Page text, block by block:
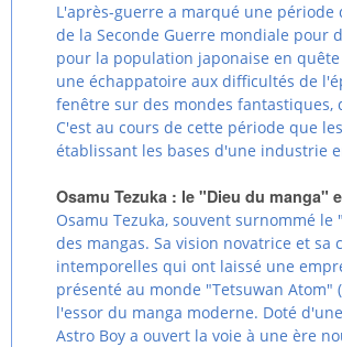
L'après-guerre a marqué une période
de la Seconde Guerre mondiale pour
pour la population japonaise en
une échappatoire aux difficultés de
fenêtre sur des mondes fantastiques,
C'est au cours de cette période que
établissant les bases d'une industrie
Osamu Tezuka : le "Dieu du manga"
Osamu Tezuka, souvent surnommé
des mangas. Sa vision novatrice et
intemporelles qui ont laissé une
présenté au monde "Tetsuwan
l'essor du manga moderne. Doté
Astro Boy a ouvert la voie à une ère